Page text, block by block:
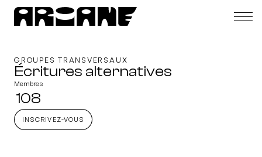
GROUPES TRANSVERSAUX
Écritures alternatives
Membres
108
INSCRIVEZ-VOUS